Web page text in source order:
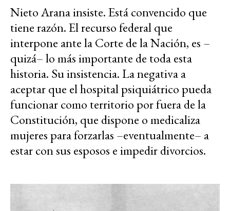
Nieto Arana insiste. Está convencido que
tiene razón. El recurso federal que
interpone ante la Corte de la Nación, es –
quizá– lo más importante de toda esta
historia. Su insistencia. La negativa a
aceptar que el hospital psiquiátrico pueda
funcionar como territorio por fuera de la
Constitución, que dispone o medicaliza
mujeres para forzarlas –eventualmente– a
estar con sus esposos e impedir divorcios.